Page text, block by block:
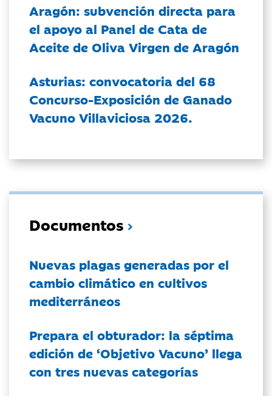
Aragón: subvención directa para
el apoyo al Panel de Cata de
Aceite de Oliva Virgen de Aragón
Asturias: convocatoria del 68
Concurso-Exposición de Ganado
Vacuno Villaviciosa 2026.
Documentos
Nuevas plagas generadas por el
cambio climático en cultivos
mediterráneos
Prepara el obturador: la séptima
edición de ‘Objetivo Vacuno’ llega
con tres nuevas categorías